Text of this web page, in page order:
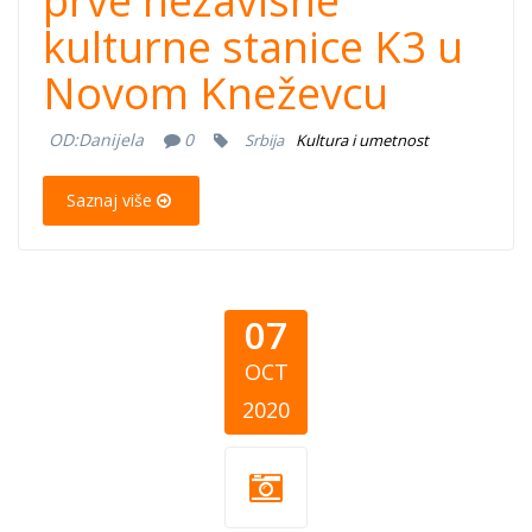
kulturne stanice K3 u
Novom Kneževcu
OD:Danijela 0 Srbija Kultura i umetnost
Saznaj više
07
OCT
2020